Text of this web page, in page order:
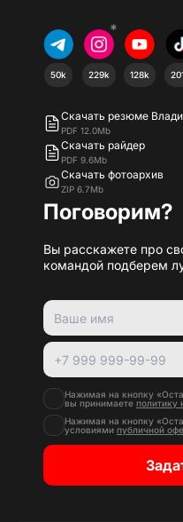
50k
*
229k 128k
Скачать резюме
PDF 12.0Mb
Скачать райдер
PDF 9.6Mb
Скачать фотоархив
ZIP 6.7Mb
Поговорим?
Вы расскажете про
командой подберем
Нажимая на кнопку
вы принимаете политику
Нажимая на кнопку
условиями публичной